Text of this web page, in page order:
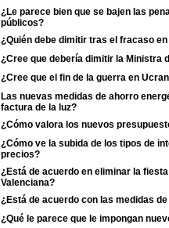
¿Le parece bien que se bajen las
públicos?
¿Quién debe dimitir tras el fracaso
¿Cree que debería dimitir la Ministra
¿Cree que el fin de la guerra en
Las nuevas medidas de ahorro
factura de la luz?
¿Cómo valora los nuevos
¿Cómo ve la subida de los tipos de
precios?
¿Está de acuerdo en eliminar la
Valenciana?
¿Está de acuerdo con las medidas
¿Qué le parece que le impongan